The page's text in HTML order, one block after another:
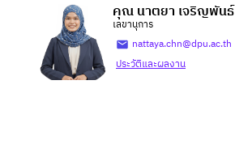
คุณ นาตยา เจริญพันธ์
เลขานุการ
nattaya.chn@dpu.ac.th
ประวัติและผลงาน